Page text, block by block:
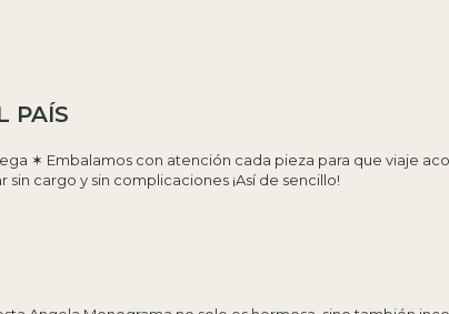
PAÍS
✶ Embalamos con atención cada pieza para que viaje
cargo y sin complicaciones ¡Así de sencillo!